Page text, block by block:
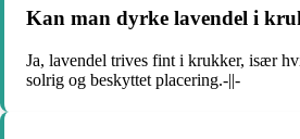
Kan man dyrke lavendel i
Ja, lavendel trives fint i krukker, især
solrig og beskyttet placering.-||-